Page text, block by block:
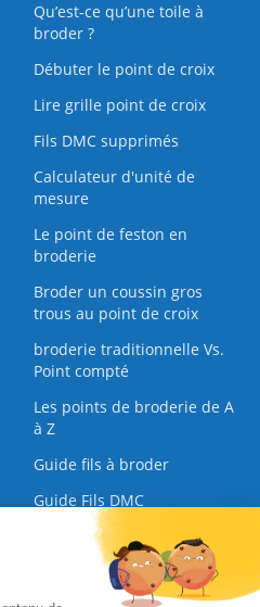
Qu’est‑ce qu’une toile à
broder ?
Débuter le point de croix
Lire grille point de croix
Fils DMC supprimés
Calculateur d'unité de
mesure
Le point de feston en
broderie
Broder un coussin gros
trous au point de croix
broderie traditionnelle Vs.
Point compté
Les points de broderie de A
à Z
Guide fils à broder
Guide Fils DMC